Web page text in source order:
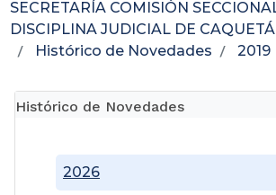
SECRETARÍA COMISIÓN
DISCIPLINA JUDICIAL DE CAQUETÁ
Histórico de Novedades
2019
Histórico de Novedades
2026